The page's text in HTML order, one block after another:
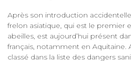
Après son introduction
frelon asiatique, qui est le premier
abeilles, est aujourd’hui présent
français, notamment en Aquitaine.
classé dans la liste des dangers